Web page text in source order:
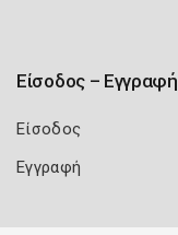
Είσοδος – Εγγραφή
Είσοδος
Εγγραφή